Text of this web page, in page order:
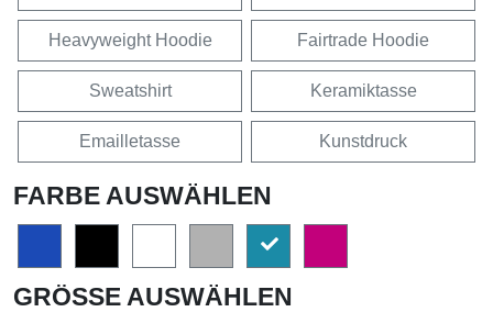
Heavyweight Hoodie Fairtrade Hoodie
Sweatshirt Keramiktasse
Emailletasse Kunstdruck
FARBE AUSWÄHLEN
GRÖSSE AUSWÄHLEN